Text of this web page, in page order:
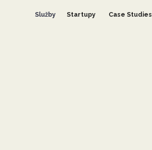
Služby Startupy Case Studies